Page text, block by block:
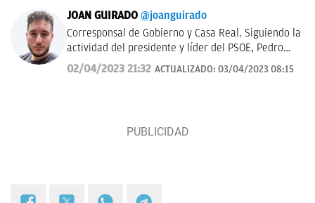
JOAN GUIRADO @joanguirado
Corresponsal de Gobierno y Casa Real. Siguiendo la
actividad del presidente y líder del PSOE, Pedro
Sánchez, y del Rey de España. También política
catalana.
02/04/2023 21:32 ACTUALIZADO: 03/04/2023 08:15